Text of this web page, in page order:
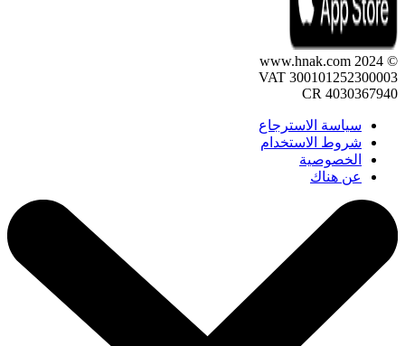
© 2024 www.hnak.com
VAT 300101252300003
CR 4030367940
سياسة الاسترجاع
شروط الاستخدام
الخصوصية
عن هناك